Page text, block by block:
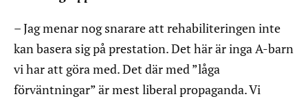
– Jag menar nog snarare att rehabiliteringen inte
kan basera sig på prestation. Det här är inga A-barn
vi har att göra med. Det där med ”låga
förväntningar” är mest liberal propaganda. Vi